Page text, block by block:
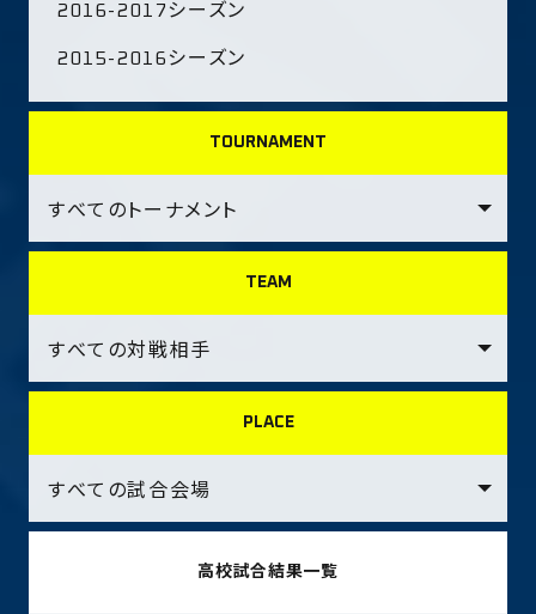
2016-2017シーズン
2015-2016シーズン
TOURNAMENT
TEAM
PLACE
高校試合結果一覧